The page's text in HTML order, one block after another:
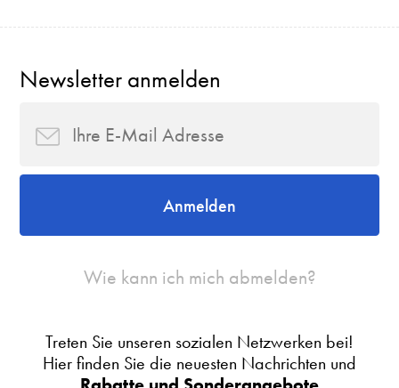
Newsletter anmelden
Anmelden
Wie kann ich mich abmelden?
Treten Sie unseren sozialen Netzwerken bei!
Hier finden Sie die neuesten Nachrichten und